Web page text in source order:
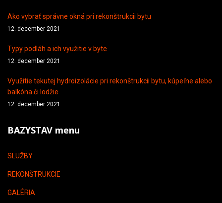
Ako vybrať správne okná pri rekonštrukcii bytu
12. december 2021
Typy podláh a ich využitie v byte
12. december 2021
Využitie tekutej hydroizolácie pri rekonštrukcii bytu, kúpeľne alebo
balkóna či lodžie
12. december 2021
BAZYSTAV menu
SLUŽBY
REKONŠTRUKCIE
GALÉRIA